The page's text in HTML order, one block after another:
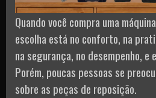
Quando você compra uma
escolha está no conforto, na
na segurança, no desempenho,
Porém, poucas pessoas se
sobre as peças de reposição.